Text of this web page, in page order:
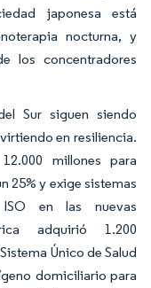
japonesa está
nocturna, y
los concentradores
Sur siguen siendo
en resiliencia.
millones para
25% y exige sistemas
en las nuevas
adquirió 1.200
Único de Salud
domiciliario para